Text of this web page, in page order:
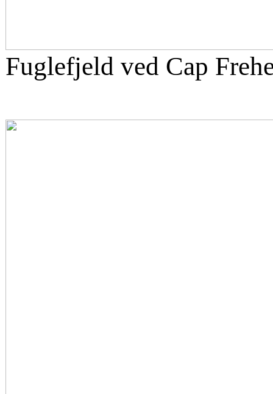
Fuglefjeld ved Cap